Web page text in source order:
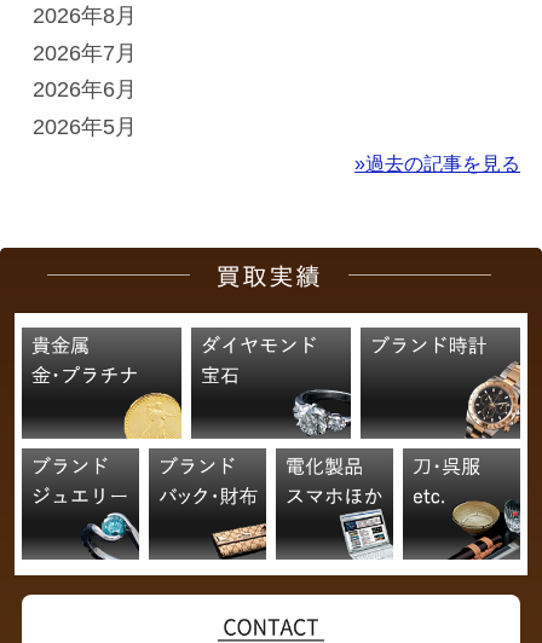
2026年8月
2026年7月
2026年6月
2026年5月
»過去の記事を見る